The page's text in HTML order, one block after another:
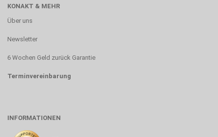
KONAKT & MEHR
Über uns
Newsletter
6 Wochen Geld zurück Garantie
Terminvereinbarung
INFORMATIONEN